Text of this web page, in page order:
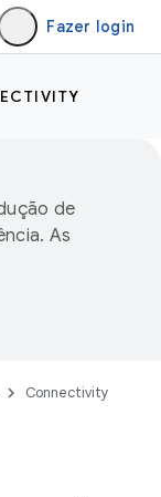
Fazer login
de
As
Connectivity